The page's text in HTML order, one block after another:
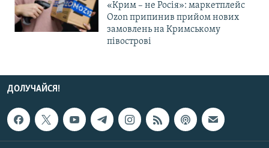
«Крим – не Росія»: маркетплейс
Ozon припинив прийом нових
замовлень на Кримському
півострові
ДОЛУЧАЙСЯ!